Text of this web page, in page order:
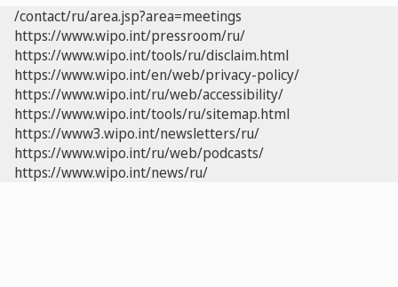
/contact/ru/area.jsp?area=meetings
https://www.wipo.int/pressroom/ru/
https://www.wipo.int/tools/ru/disclaim.html
https://www.wipo.int/en/web/privacy-policy/
https://www.wipo.int/ru/web/accessibility/
https://www.wipo.int/tools/ru/sitemap.html
https://www3.wipo.int/newsletters/ru/
https://www.wipo.int/ru/web/podcasts/
https://www.wipo.int/news/ru/